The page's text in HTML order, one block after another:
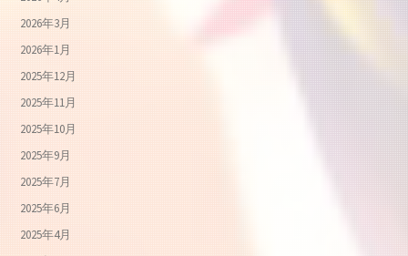
2026年3月
2026年1月
2025年12月
2025年11月
2025年10月
2025年9月
2025年7月
2025年6月
2025年4月